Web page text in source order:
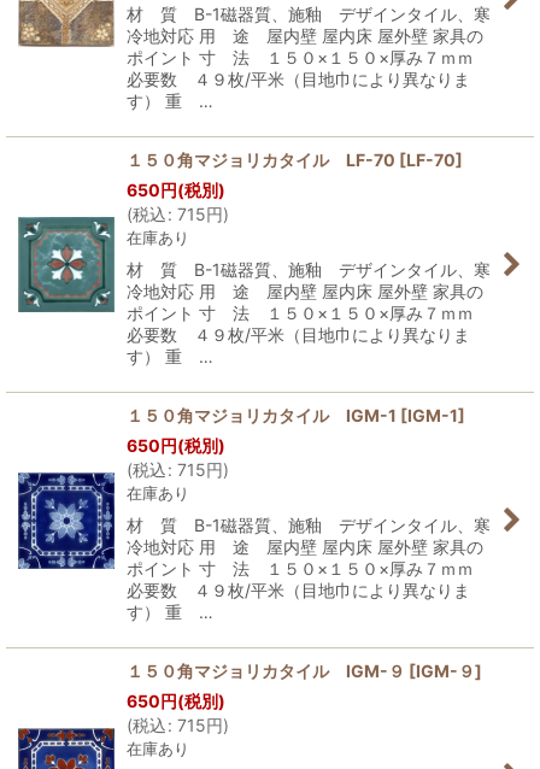
材 質 B-1磁器質、施釉 デザインタイル、寒
冷地対応 用 途 屋内壁 屋内床 屋外壁 家具の
ポイント 寸 法 １５０×１５０×厚み７ｍｍ
必要数 ４９枚/平米（目地巾により異なりま
す） 重 …
１５０角マジョリカタイル LF-70 [LF-70]
650円(税別)
(税込: 715円)
在庫あり
材 質 B-1磁器質、施釉 デザインタイル、寒
冷地対応 用 途 屋内壁 屋内床 屋外壁 家具の
ポイント 寸 法 １５０×１５０×厚み７ｍｍ
必要数 ４９枚/平米（目地巾により異なりま
す） 重 …
１５０角マジョリカタイル IGM-1 [IGM-1]
650円(税別)
(税込: 715円)
在庫あり
材 質 B-1磁器質、施釉 デザインタイル、寒
冷地対応 用 途 屋内壁 屋内床 屋外壁 家具の
ポイント 寸 法 １５０×１５０×厚み７ｍｍ
必要数 ４９枚/平米（目地巾により異なりま
す） 重 …
１５０角マジョリカタイル IGM-９ [IGM-９]
650円(税別)
(税込: 715円)
在庫あり